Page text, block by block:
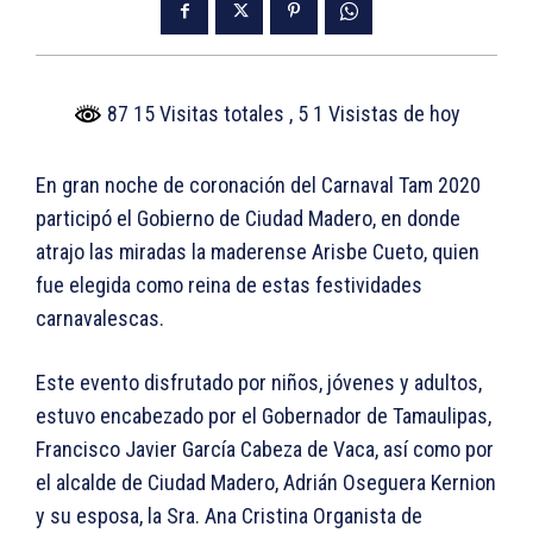
87 15 Visitas totales , 5 1 Visistas de hoy
En gran noche de coronación del Carnaval Tam 2020
participó el Gobierno de Ciudad Madero, en donde
atrajo las miradas la maderense Arisbe Cueto, quien
fue elegida como reina de estas festividades
carnavalescas.
Este evento disfrutado por niños, jóvenes y adultos,
estuvo encabezado por el Gobernador de Tamaulipas,
Francisco Javier García Cabeza de Vaca, así como por
el alcalde de Ciudad Madero, Adrián Oseguera Kernion
y su esposa, la Sra. Ana Cristina Organista de